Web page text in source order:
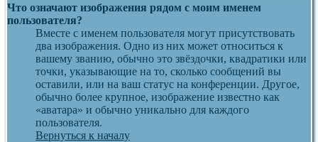
Что означают изображения рядом с моим именем
пользователя?
Вместе с именем пользователя могут присутствовать
два изображения. Одно из них может относиться к
вашему званию, обычно это звёздочки, квадратики или
точки, указывающие на то, сколько сообщений вы
оставили, или на ваш статус на конференции. Другое,
обычно более крупное, изображение известно как
«аватара» и обычно уникально для каждого
пользователя.
Вернуться к началу